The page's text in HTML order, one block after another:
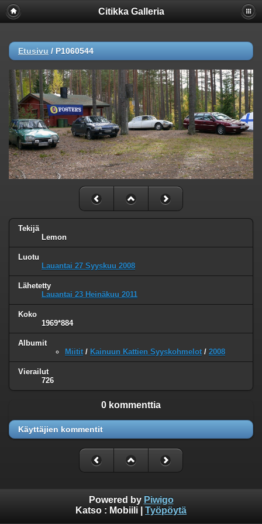
Citikka Galleria
Etusivu / P1060544
Tekijä
Lemon
Luotu
Lauantai 27 Syyskuu 2008
Lähetetty
Lauantai 23 Heinäkuu 2011
Koko
1969*884
Albumit
Miitit / Kainuun Kattien Syyskohmelot / 2008
Vierailut
726
0 kommenttia
Käyttäjien kommentit
Powered by Piwigo
Katso : Mobiili Työpöytä